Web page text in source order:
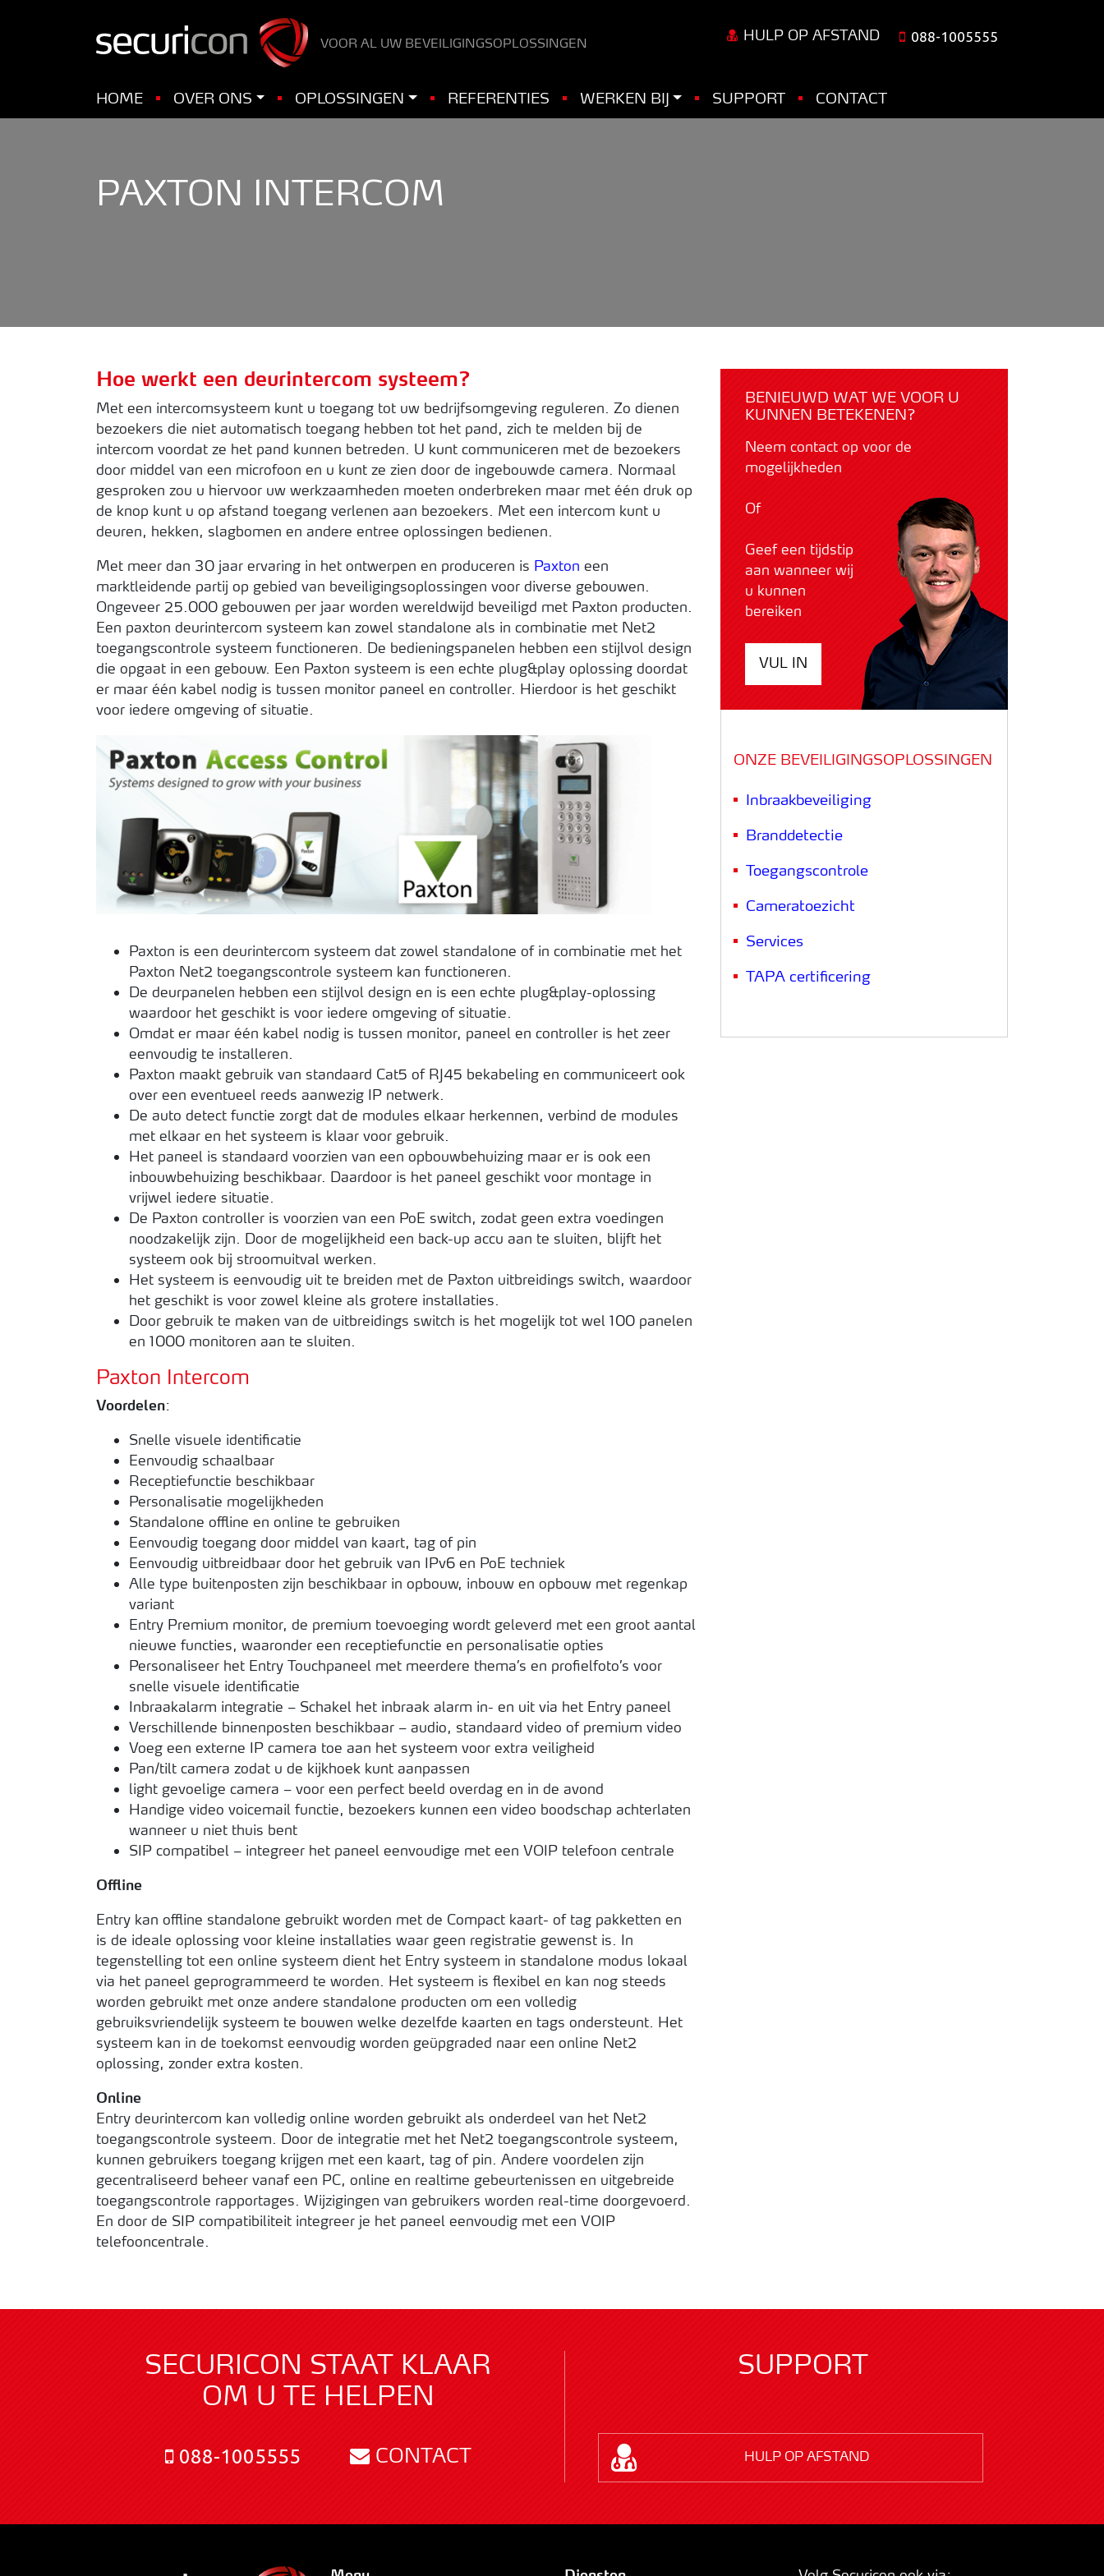
VOOR AL UW BEVEILIGINGSOPLOSSINGEN HULP OP AFSTAND 088-1005555
HOME OVER ONS OPLOSSINGEN REFERENTIES WERKEN BIJ SUPPORT CONTACT
PAXTON INTERCOM
Hoe werkt een deurintercom systeem?
Met een intercomsysteem kunt u toegang tot uw bedrijfsomgeving reguleren. Zo dienen
bezoekers die niet automatisch toegang hebben tot het pand, zich te melden bij de
intercom voordat ze het pand kunnen betreden. U kunt communiceren met de bezoekers
door middel van een microfoon en u kunt ze zien door de ingebouwde camera. Normaal
gesproken zou u hiervoor uw werkzaamheden moeten onderbreken maar met één druk op
de knop kunt u op afstand toegang verlenen aan bezoekers. Met een intercom kunt u
deuren, hekken, slagbomen en andere entree oplossingen bedienen.
Met meer dan 30 jaar ervaring in het ontwerpen en produceren is Paxton een
marktleidende partij op gebied van beveiligingsoplossingen voor diverse gebouwen.
Ongeveer 25.000 gebouwen per jaar worden wereldwijd beveiligd met Paxton producten.
Een paxton deurintercom systeem kan zowel standalone als in combinatie met Net2
toegangscontrole systeem functioneren. De bedieningspanelen hebben een stijlvol design
die opgaat in een gebouw. Een Paxton systeem is een echte plug&play oplossing doordat
er maar één kabel nodig is tussen monitor paneel en controller. Hierdoor is het geschikt
voor iedere omgeving of situatie.
Paxton is een deurintercom systeem dat zowel standalone of in combinatie met het
Paxton Net2 toegangscontrole systeem kan functioneren.
De deurpanelen hebben een stijlvol design en is een echte plug&play-oplossing
waardoor het geschikt is voor iedere omgeving of situatie.
Omdat er maar één kabel nodig is tussen monitor, paneel en controller is het zeer
eenvoudig te installeren.
Paxton maakt gebruik van standaard Cat5 of RJ45 bekabeling en communiceert ook
over een eventueel reeds aanwezig IP netwerk.
De auto detect functie zorgt dat de modules elkaar herkennen, verbind de modules
met elkaar en het systeem is klaar voor gebruik.
Het paneel is standaard voorzien van een opbouwbehuizing maar er is ook een
inbouwbehuizing beschikbaar. Daardoor is het paneel geschikt voor montage in
vrijwel iedere situatie.
De Paxton controller is voorzien van een PoE switch, zodat geen extra voedingen
noodzakelijk zijn. Door de mogelijkheid een back-up accu aan te sluiten, blijft het
systeem ook bij stroomuitval werken.
Het systeem is eenvoudig uit te breiden met de Paxton uitbreidings switch, waardoor
het geschikt is voor zowel kleine als grotere installaties.
Door gebruik te maken van de uitbreidings switch is het mogelijk tot wel 100 panelen
en 1000 monitoren aan te sluiten.
Paxton Intercom
Voordelen:
Snelle visuele identificatie
Eenvoudig schaalbaar
Receptiefunctie beschikbaar
Personalisatie mogelijkheden
Standalone offline en online te gebruiken
Eenvoudig toegang door middel van kaart, tag of pin
Eenvoudig uitbreidbaar door het gebruik van IPv6 en PoE techniek
Alle type buitenposten zijn beschikbaar in opbouw, inbouw en opbouw met regenkap
variant
Entry Premium monitor, de premium toevoeging wordt geleverd met een groot aantal
nieuwe functies, waaronder een receptiefunctie en personalisatie opties
Personaliseer het Entry Touchpaneel met meerdere thema’s en profielfoto’s voor
snelle visuele identificatie
Inbraakalarm integratie – Schakel het inbraak alarm in- en uit via het Entry paneel
Verschillende binnenposten beschikbaar – audio, standaard video of premium video
Voeg een externe IP camera toe aan het systeem voor extra veiligheid
Pan/tilt camera zodat u de kijkhoek kunt aanpassen
light gevoelige camera – voor een perfect beeld overdag en in de avond
Handige video voicemail functie, bezoekers kunnen een video boodschap achterlaten
wanneer u niet thuis bent
SIP compatibel – integreer het paneel eenvoudige met een VOIP telefoon centrale
Offline
Entry kan offline standalone gebruikt worden met de Compact kaart- of tag pakketten en
is de ideale oplossing voor kleine installaties waar geen registratie gewenst is. In
tegenstelling tot een online systeem dient het Entry systeem in standalone modus lokaal
via het paneel geprogrammeerd te worden. Het systeem is flexibel en kan nog steeds
worden gebruikt met onze andere standalone producten om een ​​volledig
gebruiksvriendelijk systeem te bouwen welke dezelfde kaarten en tags ondersteunt. Het
systeem kan in de toekomst eenvoudig worden geüpgraded naar een online Net2
oplossing, zonder extra kosten.
Online
Entry deurintercom kan volledig online worden gebruikt als onderdeel van het Net2
toegangscontrole systeem. Door de integratie met het Net2 toegangscontrole systeem,
kunnen gebruikers toegang krijgen met een kaart, tag of pin. Andere voordelen zijn
gecentraliseerd beheer vanaf een PC, online en realtime gebeurtenissen en uitgebreide
toegangscontrole rapportages. Wijzigingen van gebruikers worden real-time doorgevoerd.
En door de SIP compatibiliteit integreer je het paneel eenvoudig met een VOIP
telefooncentrale.
BENIEUWD WAT WE VOOR U
KUNNEN BETEKENEN?
Neem contact op voor de
mogelijkheden
Of
Geef een tijdstip
aan wanneer wij
u kunnen
bereiken
VUL IN
ONZE BEVEILIGINGSOPLOSSINGEN
Inbraakbeveiliging
Branddetectie
Toegangscontrole
Cameratoezicht
Services
TAPA certificering
SECURICON STAAT KLAAR
OM U TE HELPEN
088-1005555 CONTACT
SUPPORT
HULP OP AFSTAND